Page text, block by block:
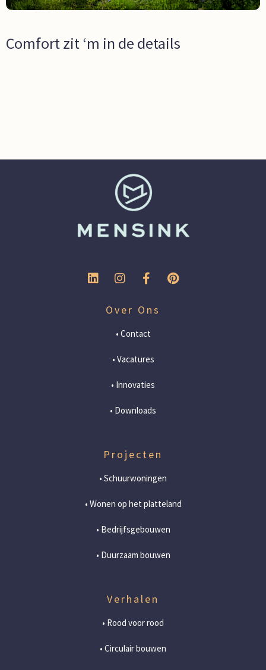
Comfort zit ‘m in de details
Over Ons
• Contact
• Vacatures
• Innovaties
• Downloads
Projecten
• Schuurwoningen
• Wonen op het platteland
• Bedrijfsgebouwen
• Duurzaam bouwen
Verhalen
• Rood voor rood
• Circulair bouwen